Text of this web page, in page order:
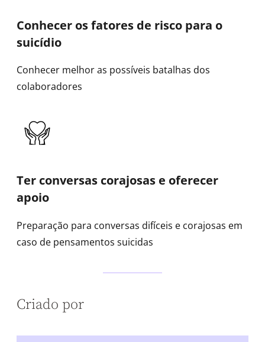
Conhecer os fatores de risco para o
suicídio
Conhecer melhor as possíveis batalhas dos
colaboradores
Ter conversas corajosas e oferecer
apoio
Preparação para conversas difíceis e corajosas em
caso de pensamentos suicidas
Criado por